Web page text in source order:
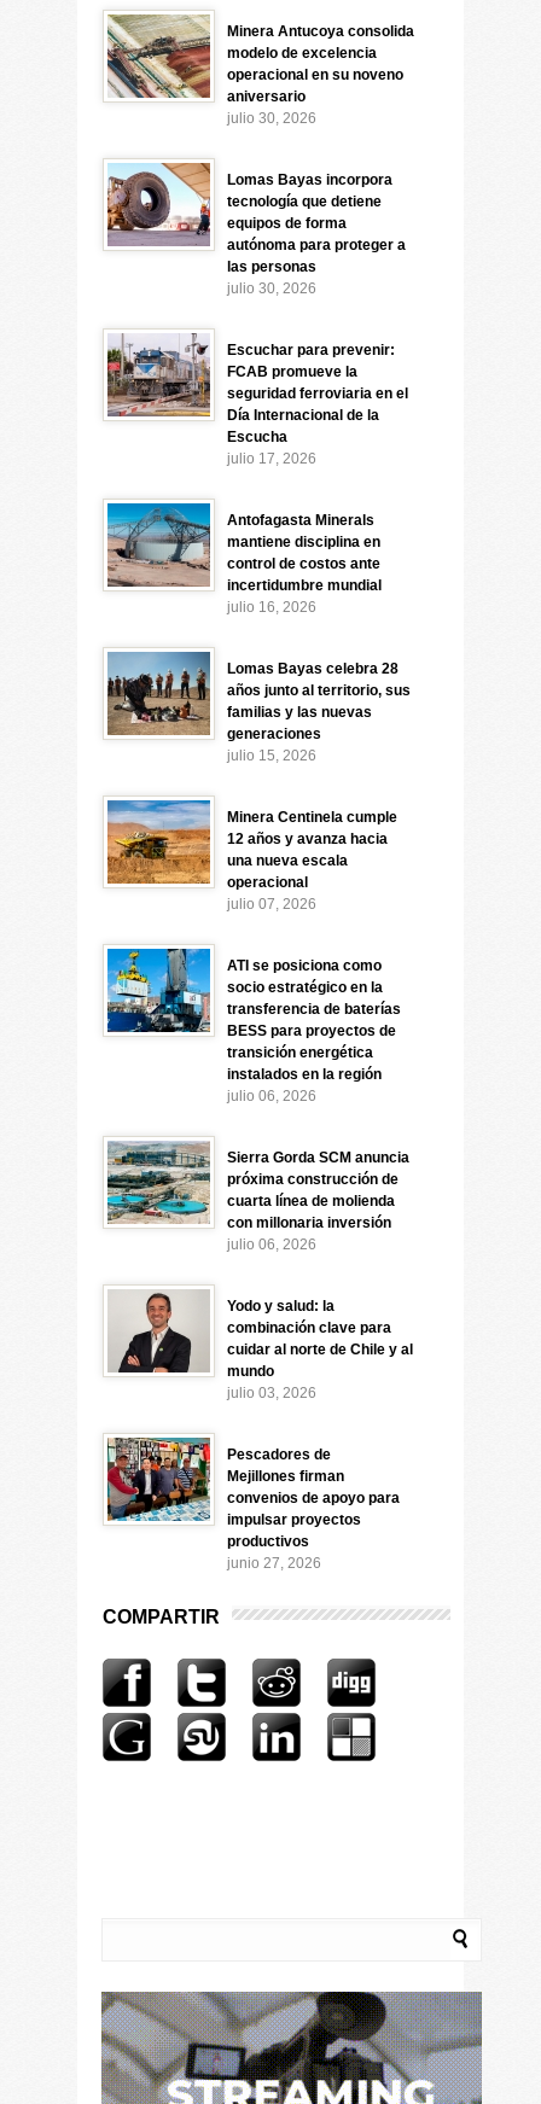
Minera Antucoya consolida
modelo de excelencia
operacional en su noveno
aniversario
julio 30, 2026
Lomas Bayas incorpora
tecnología que detiene
equipos de forma
autónoma para proteger a
las personas
julio 30, 2026
Escuchar para prevenir:
FCAB promueve la
seguridad ferroviaria en el
Día Internacional de la
Escucha
julio 17, 2026
Antofagasta Minerals
mantiene disciplina en
control de costos ante
incertidumbre mundial
julio 16, 2026
Lomas Bayas celebra 28
años junto al territorio, sus
familias y las nuevas
generaciones
julio 15, 2026
Minera Centinela cumple
12 años y avanza hacia
una nueva escala
operacional
julio 07, 2026
ATI se posiciona como
socio estratégico en la
transferencia de baterías
BESS para proyectos de
transición energética
instalados en la región
julio 06, 2026
Sierra Gorda SCM anuncia
próxima construcción de
cuarta línea de molienda
con millonaria inversión
julio 06, 2026
Yodo y salud: la
combinación clave para
cuidar al norte de Chile y al
mundo
julio 03, 2026
Pescadores de
Mejillones firman
convenios de apoyo para
impulsar proyectos
productivos
junio 27, 2026
COMPARTIR